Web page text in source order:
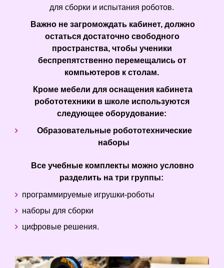
для сборки и испытания роботов.
Важно не загромождать кабинет, должно
остаться достаточно свободного
пространства, чтобы ученики
беспрепятственно перемещались от
компьютеров к столам.
Кроме мебели для оснащения кабинета
робототехники в школе используются
следующее оборудование:
Образовательные робототехнические
наборы
Все учебные комплекты можно условно
разделить на три группы:
программируемые игрушки-роботы
наборы для сборки
цифровые решения.